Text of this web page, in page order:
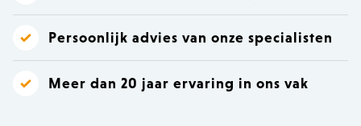
Persoonlijk advies van onze specialisten
Meer dan 20 jaar ervaring in ons vak